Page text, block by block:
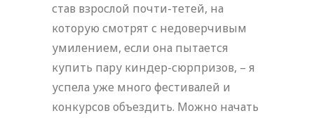
став взрослой почти-тетей, на
которую смотрят с недоверчивым
умилением, если она пытается
купить пару киндер-сюрпризов, – я
успела уже много фестивалей и
конкурсов объездить. Можно начать